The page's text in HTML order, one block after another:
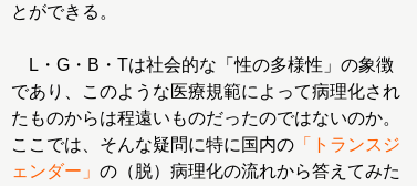
とができる。
L・G・B・Tは社会的な「性の多様性」の象徴
であり、このような医療規範によって病理化され
たものからは程遠いものだったのではないのか。
ここでは、そんな疑問に特に国内の 「トランスジ
ェンダー」 の（脱）病理化の流れから答えてみた